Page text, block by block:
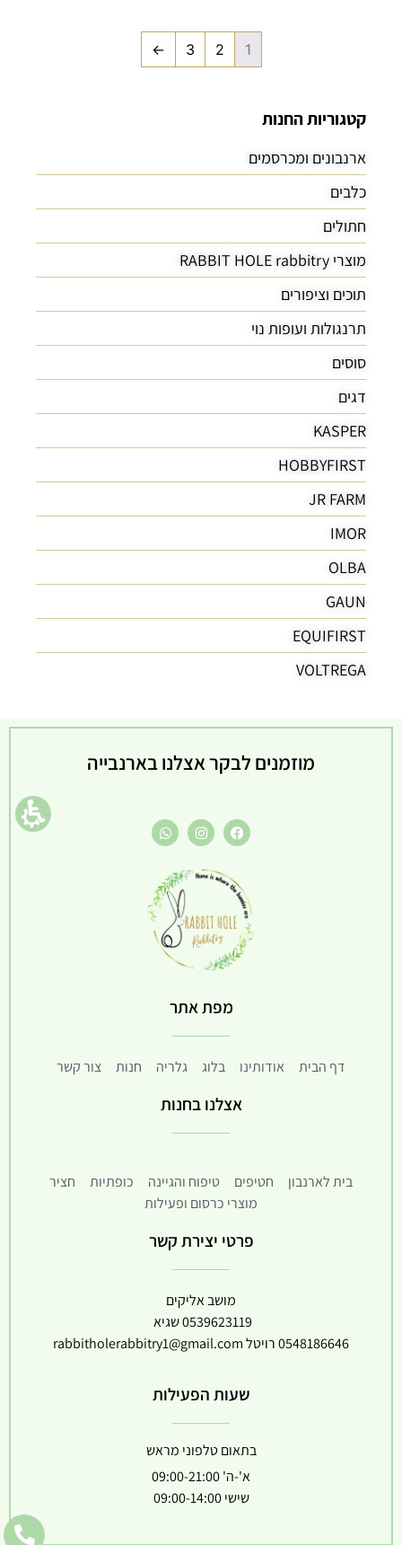
קטגוריות החנות
ארנבונים ומכרסמים
כלבים
חתולים
מוצרי RABBIT HOLE rabbitry
תוכים וציפורים
תרנגולות ועופות נוי
סוסים
דגים
KASPER
HOBBYFIRST
JR FARM
IMOR
OLBA
GAUN
EQUIFIRST
VOLTREGA
1
2
3
←
מוזמנים לבקר אצלנו בארנבייה
מפת אתר
דף הבית אודותינו בלוג גלריה חנות צור קשר
אצלנו בחנות
בית לארנבון חטיפים טיפוח והגיינה כופתיות
חציר
מוצרי כרסום ופעילות
פרטי יצירת קשר
מושב אליקים
0539623119שגיא
0548186646רויטלrabbitholerabbitry1@gmail.com
שעות הפעילות
בתאום טלפוני מראש
א'-ה' 09:00-21:00
שישי 09:00-14:00